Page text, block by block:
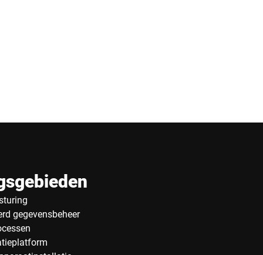
gegevensbeheer